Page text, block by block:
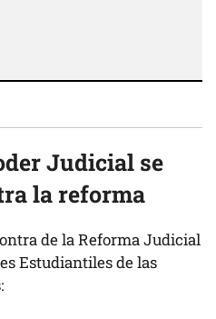
Judicial se
la reforma
de la Reforma Judicial
Estudiantiles de las